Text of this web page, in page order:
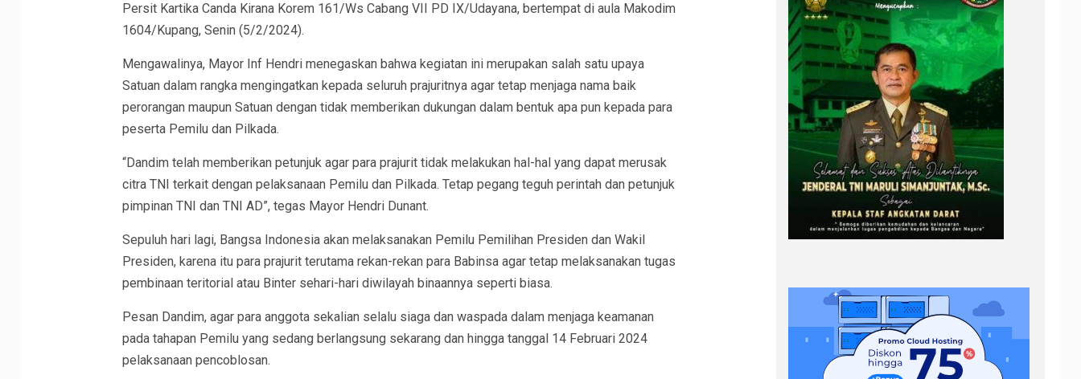
Persit Kartika Canda Kirana Korem 161/Ws Cabang VII PD IX/Udayana, bertempat di aula Makodim
1604/Kupang, Senin (5/2/2024).
Mengawalinya, Mayor Inf Hendri menegaskan bahwa kegiatan ini merupakan salah satu upaya
Satuan dalam rangka mengingatkan kepada seluruh prajuritnya agar tetap menjaga nama baik
perorangan maupun Satuan dengan tidak memberikan dukungan dalam bentuk apa pun kepada para
peserta Pemilu dan Pilkada.
“Dandim telah memberikan petunjuk agar para prajurit tidak melakukan hal-hal yang dapat merusak
citra TNI terkait dengan pelaksanaan Pemilu dan Pilkada. Tetap pegang teguh perintah dan petunjuk
pimpinan TNI dan TNI AD”, tegas Mayor Hendri Dunant.
Sepuluh hari lagi, Bangsa Indonesia akan melaksanakan Pemilu Pemilihan Presiden dan Wakil
Presiden, karena itu para prajurit terutama rekan-rekan para Babinsa agar tetap melaksanakan tugas
pembinaan teritorial atau Binter sehari-hari diwilayah binaannya seperti biasa.
Pesan Dandim, agar para anggota sekalian selalu siaga dan waspada dalam menjaga keamanan
pada tahapan Pemilu yang sedang berlangsung sekarang dan hingga tanggal 14 Februari 2024
pelaksanaan pencoblosan.